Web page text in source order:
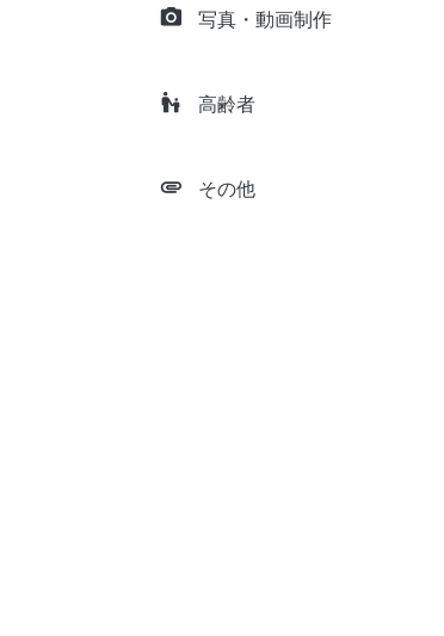
camera_alt 写真・動画制作
escalator_warning 高齢者
attachment その他